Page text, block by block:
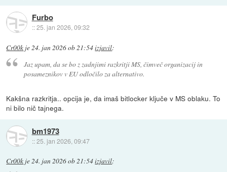
Furbo
::25. jan 2026, 09:32
Cr00k je24. jan 2026 ob 21:54izjavil:
Jaz upam, da se bo z zadnjimi razkritji MS, čimveč organizacij in
posameznikov v EU odločilo za alternativo.
Kakšna razkritja.. opcija je, da imaš bitlocker ključe v MS oblaku. To
ni bilo nič tajnega.
bm1973
::25. jan 2026, 09:47
Cr00k je24. jan 2026 ob 21:54izjavil: